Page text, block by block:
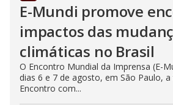
E-Mundi promove
impactos das
climáticas no Brasil
O Encontro Mundial da Imprensa (E-
dias 6 e 7 de agosto, em São Paulo,
Encontro com...